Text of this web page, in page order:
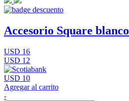
Accesorio Square blanco
USD 16
USD 12
USD 10
Agregar al carrito
-